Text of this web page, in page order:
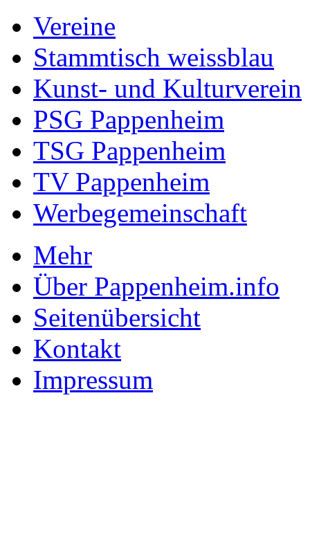
Vereine
Stammtisch weissblau
Kunst- und Kulturverein
PSG Pappenheim
TSG Pappenheim
TV Pappenheim
Werbegemeinschaft
Mehr
Über Pappenheim.info
Seitenübersicht
Kontakt
Impressum